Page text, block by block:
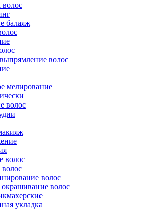
волос
балаяж
волос
мелирование
волос
волос
волос
окрашивание волос
укладка